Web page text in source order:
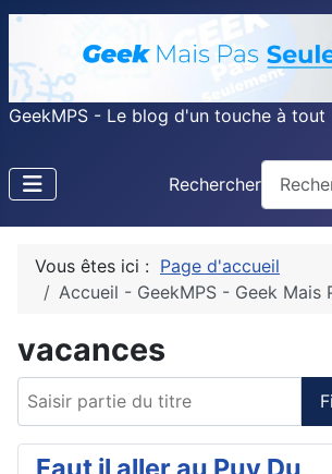
GeekMPS - Le blog d'un touche à tout
Rechercher
Vous êtes ici : Page d'accueil
Accueil - GeekMPS - Geek Mais
vacances